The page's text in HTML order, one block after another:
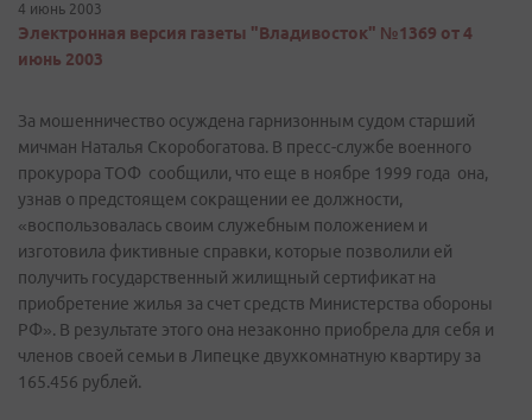
4 июнь 2003
Электронная версия газеты "Владивосток" №1369 от 4
июнь 2003
За мошенничество осуждена гарнизонным судом старший
мичман Наталья Скоробогатова. В пресс-службе военного
прокурора ТОФ сообщили, что еще в ноябре 1999 года она,
узнав о предстоящем сокращении ее должности,
«воспользовалась своим служебным положением и
изготовила фиктивные справки, которые позволили ей
получить государственный жилищный сертификат на
приобретение жилья за счет средств Министерства обороны
РФ». В результате этого она незаконно приобрела для себя и
членов своей семьи в Липецке двухкомнатную квартиру за
165.456 рублей.